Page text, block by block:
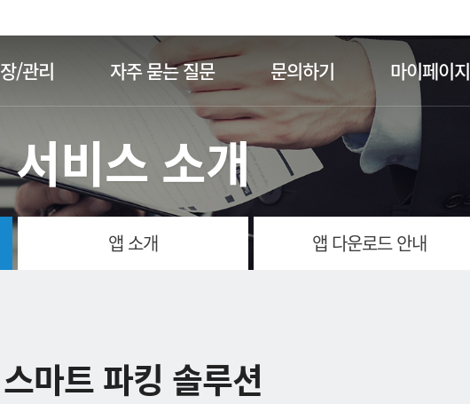
/관리 자주 묻는 질문 문의하기 마이페이지
서비스 소개
앱 소개 앱 다운로드 안내
스마트 파킹 솔루션